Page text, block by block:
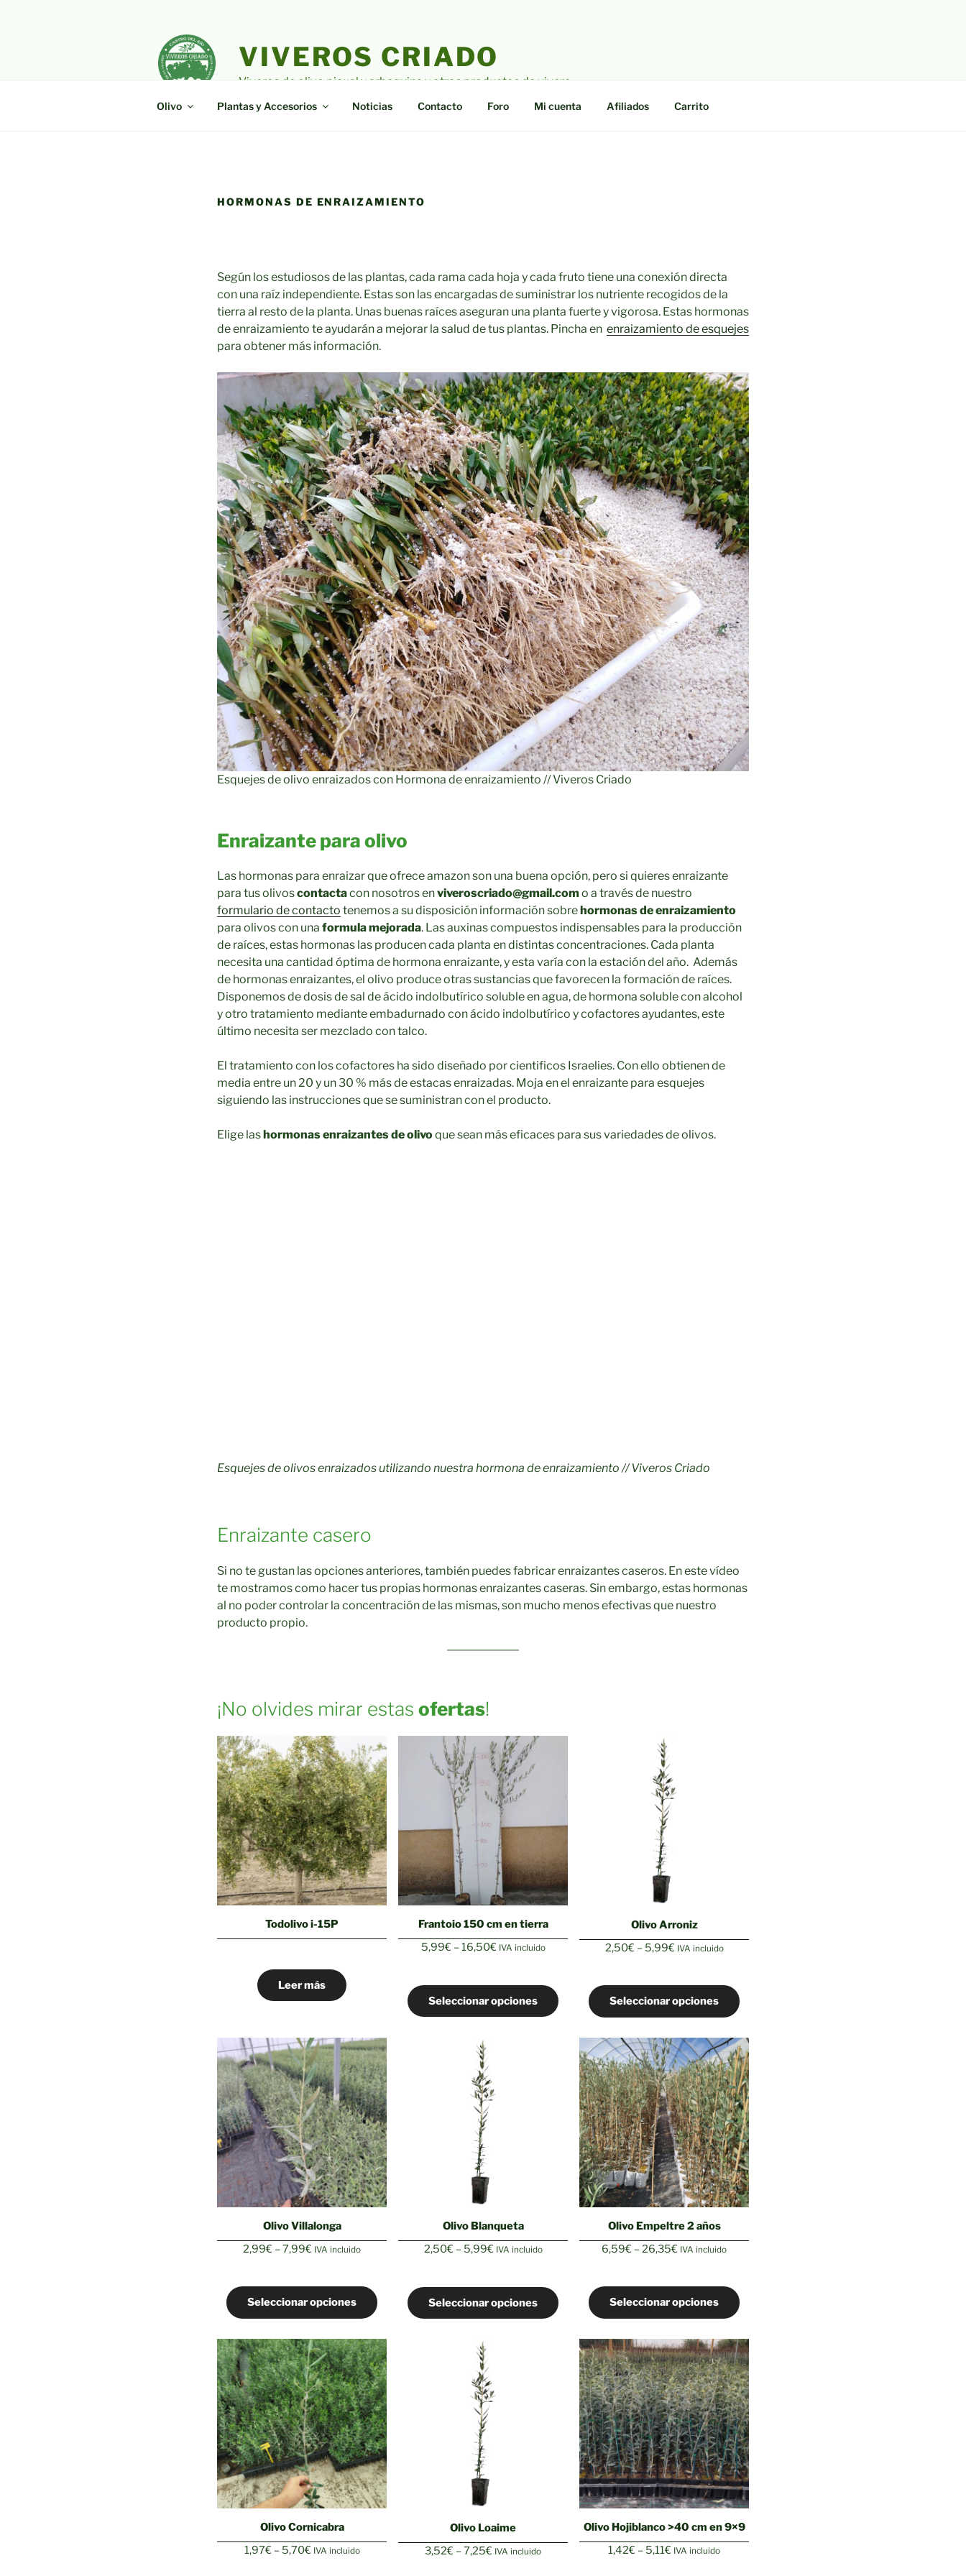
VIVEROS CRIADO
Viveros de olivo picual y arbequina y otros productos de vivero
Olivo Plantas y Accesorios Noticias Contacto Foro Mi cuenta Afiliados Carrito
HORMONAS DE ENRAIZAMIENTO
Según los estudiosos de las plantas, cada rama cada hoja y cada fruto tiene una conexión directa
con una raíz independiente. Estas son las encargadas de suministrar los nutriente recogidos de la
tierra al resto de la planta. Unas buenas raíces aseguran una planta fuerte y vigorosa. Estas hormonas
de enraizamiento te ayudarán a mejorar la salud de tus plantas. Pincha en enraizamiento de esquejes
para obtener más información.
Esquejes de olivo enraizados con Hormona de enraizamiento // Viveros Criado
Enraizante para olivo
Las hormonas para enraizar que ofrece amazon son una buena opción, pero si quieres enraizante
para tus olivoscontactacon nosotros enviveroscriado@gmail.com o a través de nuestro
formulario de contacto tenemos a su disposición información sobrehormonas de enraizamiento
para olivos con una formula mejorada. Las auxinas compuestos indispensables para la producción
de raíces, estas hormonas las producen cada planta en distintas concentraciones. Cada planta
necesita una cantidad óptima de hormona enraizante, y esta varía con la estación del año. Además
de hormonas enraizantes, el olivo produce otras sustancias que favorecen la formación de raíces.
Disponemos de dosis de sal de ácido indolbutírico soluble en agua, de hormona soluble con alcohol
y otro tratamiento mediante embadurnado con ácido indolbutírico y cofactores ayudantes, este
último necesita ser mezclado con talco.
El tratamiento con los cofactores ha sido diseñado por cientificos Israelies. Con ello obtienen de
media entre un 20 y un 30 % más de estacas enraizadas. Moja en el enraizante para esquejes
siguiendo las instrucciones que se suministran con el producto.
Elige lashormonas enraizantes de olivoque sean más eficaces para sus variedades de olivos.
Esquejes de olivos enraizados utilizando nuestra hormona de enraizamiento // Viveros Criado
Enraizante casero
Si no te gustan las opciones anteriores, también puedes fabricar enraizantes caseros. En este vídeo
te mostramos como hacer tus propias hormonas enraizantes caseras. Sin embargo, estas hormonas
al no poder controlar la concentración de las mismas, son mucho menos efectivas que nuestro
producto propio.
¡No olvides mirar estas ofertas!
Todolivo i-15P
Leer más
Frantoio 150 cm en tierra
5,99€ –16,50€Rango
desde
5,99€
IVA incluido
Seleccionar opciones
Olivo Arroniz
2,50€ – 5,99€Rango
desde
2,50€
5,99€
IVA incluido
Seleccionar opciones
Olivo Villalonga
2,99€ –7,99€ Rango
desde
2,99€
7,99€
IVA incluido
Seleccionar opciones
Olivo Blanqueta
2,50€ – 5,99€Rango
desde
2,50€
IVA incluido
Seleccionar opciones
Olivo Empeltre 2 años
6,59€ –26,35€ Rango
desde
6,59€
26,35€
IVA incluido
Seleccionar opciones
Olivo Cornicabra
1,97€ – 5,70€Rango
IVA incluido
Olivo Loaime
3,52€ –7,25€ Rango
IVA incluido
Olivo Hojiblanco >40 cm en 9×9
1,42€ – 5,11€ Rango
IVA incluido